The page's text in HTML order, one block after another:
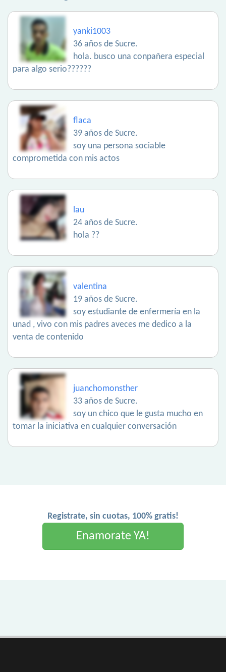
yanki1003
36 años de Sucre.
hola. busco una conpañera especial
para algo serio??????
flaca
39 años de Sucre.
soy una persona sociable
comprometida con mis actos
lau
24 años de Sucre.
hola ??
valentina
19 años de Sucre.
soy estudiante de enfermería en la
unad , vivo con mis padres aveces me dedico a la
venta de contenido
juanchomonsther
33 años de Sucre.
soy un chico que le gusta mucho en
tomar la iniciativa en cualquier conversación
Registrate, sin cuotas, 100% gratis!
Enamorate YA!